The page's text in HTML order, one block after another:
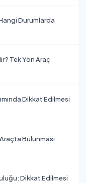
Durumlarda
Tek Yön Araç
Dikkat Edilmesi
Bulunması
Dikkat Edilmesi